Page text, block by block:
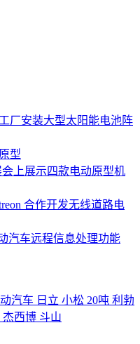
厂安装大型太阳能电池阵
型
上展示四款电动原型机
合作开发无线道路电
汽车远程信息处理功能
汽车 日立 小松 20吨 利勃
杰西博 斗山